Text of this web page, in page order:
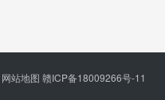
网站地图 赣ICP备18009266号-11